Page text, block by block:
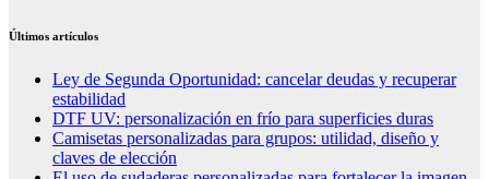
Últimos artículos
Ley de Segunda Oportunidad: cancelar deudas y recuperar
estabilidad
DTF UV: personalización en frío para superficies duras
Camisetas personalizadas para grupos: utilidad, diseño y
claves de elección